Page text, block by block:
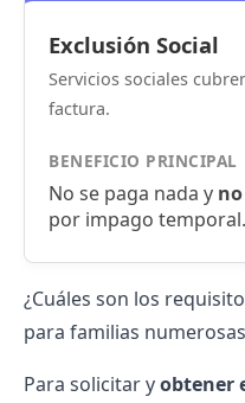
Exclusión Social
Servicios sociales
factura.
BENEFICIO PRINCIPAL
No se paga nada y
por impago temporal.
¿Cuáles son los
para familias
Para solicitar yobtener